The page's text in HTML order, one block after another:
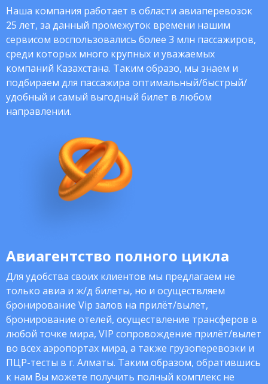
Наша компания работает в области авиаперевозок
25 лет, за данный промежуток времени нашим
сервисом воспользовались более 3 млн пассажиров,
среди которых много крупных и уважаемых
компаний Казахстана. Таким образо, мы знаем и
подбираем для пассажира оптимальный/быстрый/
удобный и самый выгодный билет в любом
направлении.
Авиагентство полного цикла
Для удобства своих клиентов мы предлагаем не
только авиа и ж/д билеты, но и осуществляем
бронирование Vip залов на прилёт/вылет,
бронирование отелей, осуществление трансферов в
любой точке мира, VIP сопровождение прилёт/вылет
во всех аэропортах мира, а также грузоперевозки и
ПЦР-тесты в г. Алматы. Таким образом, обратившись
к нам Вы можете получить полный комплекс не